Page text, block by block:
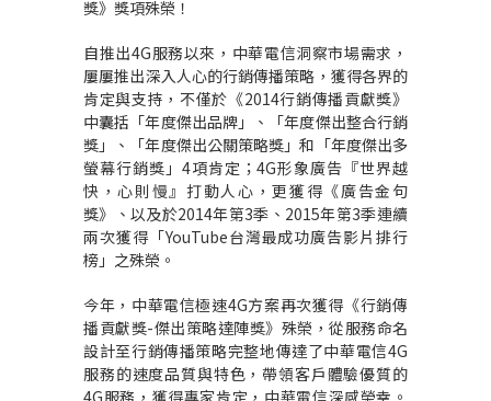
獎》獎項殊榮！
自推出4G服務以來，中華電信洞察市場需求，
屢屢推出深入人心的行銷傳播策略，獲得各界的
肯定與支持，不僅於《2014行銷傳播貢獻獎》
中囊括「年度傑出品牌」、「年度傑出整合行銷
獎」、「年度傑出公關策略獎」和「年度傑出多
螢幕行銷獎」4項肯定；4G形象廣告『世界越
快，心則慢』打動人心，更獲得《廣告金句
獎》、以及於2014年第3季、2015年第3季連續
兩次獲得「YouTube台灣最成功廣告影片排行
榜」之殊榮。
今年，中華電信極速4G方案再次獲得《行銷傳
播貢獻獎-傑出策略達陣獎》殊榮，從服務命名
設計至行銷傳播策略完整地傳達了中華電信4G
服務的速度品質與特色，帶領客戶體驗優質的
4G服務，獲得專家肯定，中華電信深感榮幸。